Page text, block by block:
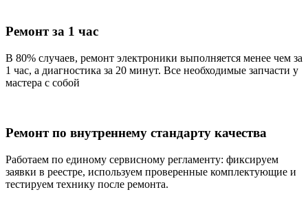
Ремонт за 1 час
В 80% случаев, ремонт электроники выполняется менее чем за
1 час, а диагностика за 20 минут. Все необходимые запчасти у
мастера с собой
Ремонт по внутреннему стандарту качества
Работаем по единому сервисному регламенту: фиксируем
заявки в реестре, используем проверенные комплектующие и
тестируем технику после ремонта.